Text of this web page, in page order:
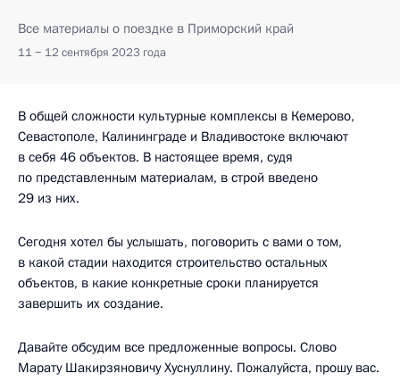
Все материалы о поездке в Приморский край
11 − 12 сентября 2023 года
В общей сложности культурные комплексы в Кемерово,
Севастополе, Калининграде и Владивостоке включают
в себя 46 объектов. В настоящее время, судя
по представленным материалам, в строй введено
29 из них.
Сегодня хотел бы услышать, поговорить с вами о том,
в какой стадии находится строительство остальных
объектов, в какие конкретные сроки планируется
завершить их создание.
Давайте обсудим все предложенные вопросы. Слово
Марату Шакирзяновичу Хуснуллину. Пожалуйста, прошу вас.